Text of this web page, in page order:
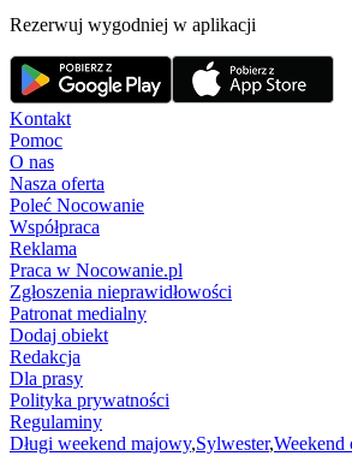
Rezerwuj wygodniej w aplikacji
Kontakt
Pomoc
O nas
Nasza oferta
Poleć Nocowanie
Współpraca
Reklama
Praca w Nocowanie.pl
Zgłoszenia nieprawidłowości
Patronat medialny
Dodaj obiekt
Redakcja
Dla prasy
Polityka prywatności
Regulaminy
Długi weekend majowy,Sylwester,Weekend